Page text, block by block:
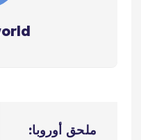
ملحق أوروبا: